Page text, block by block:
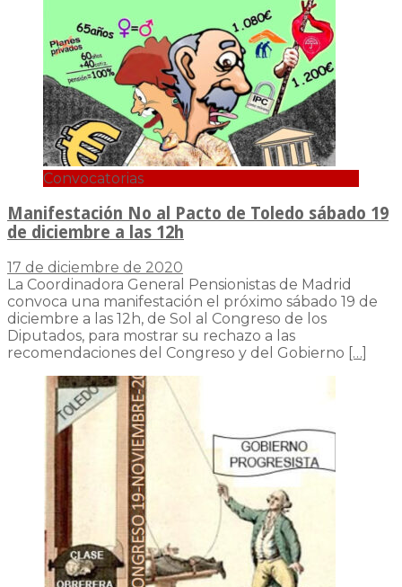
Convocatorias
Manifestación No al Pacto de Toledo sábado 19
de diciembre a las 12h
17 de diciembre de 2020
La Coordinadora General Pensionistas de Madrid
convoca una manifestación el próximo sábado 19 de
diciembre a las 12h, de Sol al Congreso de los
Diputados, para mostrar su rechazo a las
recomendaciones del Congreso y del Gobierno […]